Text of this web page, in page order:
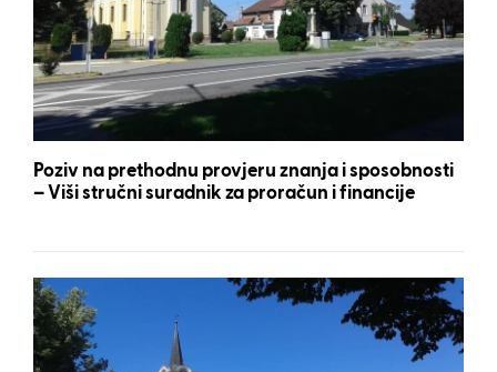
Poziv na prethodnu provjeru znanja i sposobnosti
– Viši stručni suradnik za proračun i financije